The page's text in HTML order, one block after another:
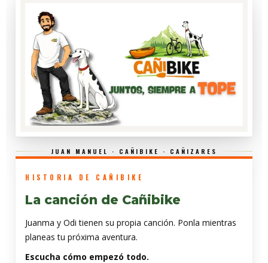
JUAN MANUEL · CAÑIBIKE · CAÑIZARES
HISTORIA DE CAÑIBIKE
La canción de Cañibike
Juanma y Odi tienen su propia canción. Ponla mientras
planeas tu próxima aventura.
Escucha cómo empezó todo.